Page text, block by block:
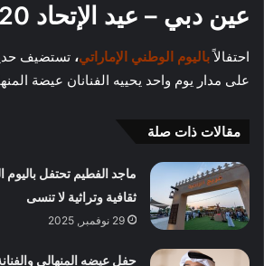
عين دبي – عيد الإتحاد 2020
احتفالاًباليوم الوطني الإماراتي، تستضيف
على مدار يوم واحد يحييه الفنانان عيضة
مقالات ذات صلة
ثقافية وتراثية لا تنسى
29 نوفمبر, 2025
حفل عيضه المنهالي